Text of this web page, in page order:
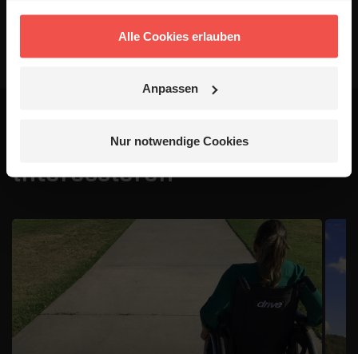
Alle Cookies erlauben
Anpassen
Nur notwendige Cookies
Das könnte dich auch
interessieren